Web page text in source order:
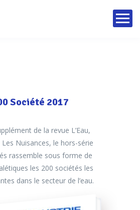
Société 2017
de la revue L’Eau,
Les Nuisances, le hors-série
rassemble sous forme de
les 200 sociétés les
dans le secteur de l’eau.